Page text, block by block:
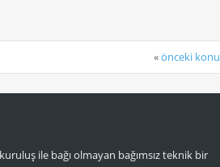
«önceki konu
ile bağı olmayan bağımsız teknik bir